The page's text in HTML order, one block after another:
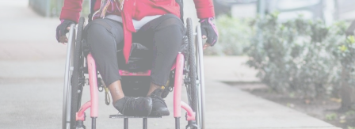
Service d’aide et